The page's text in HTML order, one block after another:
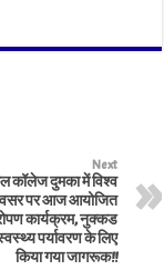
Next
कॉलेज दुमका में विश्व
पर आज आयोजित
कार्यक्रम, नुक्कड
पर्यावरण के लिए
किया गया जागरूक!!